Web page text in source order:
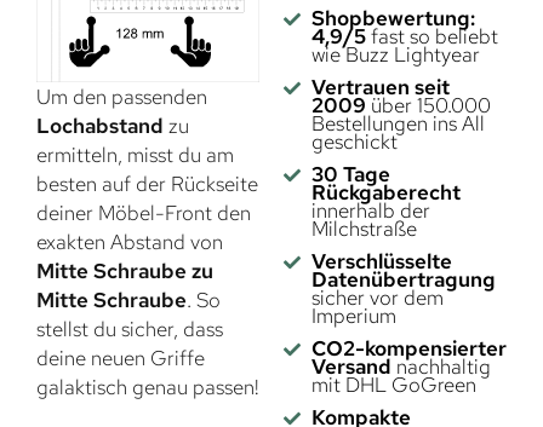
Um den passenden
Lochabstand zu
ermitteln, misst du am
besten auf der Rückseite
deiner Möbel-Front den
exakten Abstand von
Mitte Schraube zu
Mitte Schraube. So
stellst du sicher, dass
deine neuen Griffe
galaktisch genau passen!
Shopbewertung:
4,9/5fast so beliebt
wie Buzz Lightyear
Vertrauen seit
2009 über 150.000
Bestellungen ins All
geschickt
30 Tage
Rückgaberecht
innerhalb der
Milchstraße
Verschlüsselte
Datenübertragung
sicher vor dem
Imperium
CO2-kompensierter
Versand nachhaltig
mit DHL GoGreen
Kompakte